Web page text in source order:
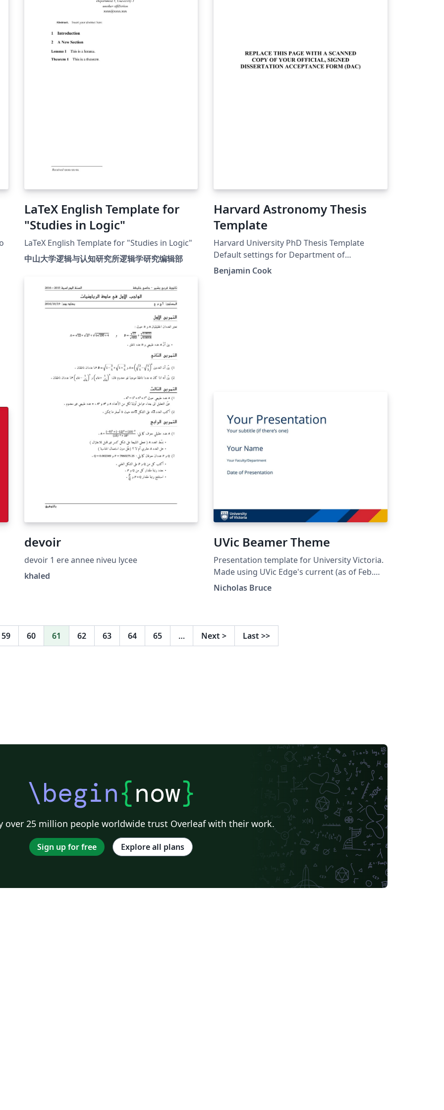
bandera fue adoptada oficialmente por el
gobierno de Namibia el día 21 de marzo de
largo/alto es 3:2 y su hoja de construcción y
colores aproximados se encuentran en el
LaTeX English Template for
"Studies in Logic"
LaTeX English Template for "Studies in Logic"
中山大学逻辑与认知研究所逻辑学研究编辑部
Harvard Astronomy Thesis
Template
Harvard University PhD Thesis Template
Default settings for Department of
Astronomy, but customizable for any GSAS
department
Benjamin Cook
devoir
devoir 1 ere annee niveu lycee
khaled
UVic Beamer Theme
Presentation template for University Victoria.
Made using UVic Edge's current (as of Feb.
2021) iconography, color palette, typography.
Nicholas Bruce
59 60 61 62 63 64 65 … Next > Last >>
\begin{now}
over 25 million people worldwide trust Overleaf with their work.
Sign up for free Explore all plans